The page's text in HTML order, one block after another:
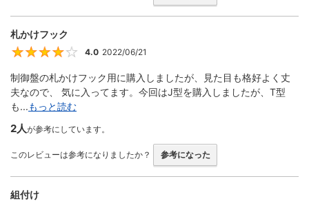
札かけフック
4.0 2022/06/21
制御盤の札かけフック用に購入しましたが、見た目も格好よく丈
夫なので、 気に入ってます。今回はJ型を購入しましたが、T型
も...もっと読む
2人が参考にしています。
このレビューは参考になりましたか？ 参考になった
組付け